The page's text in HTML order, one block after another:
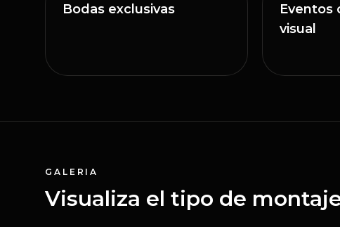
Bodas exclusivas
Eventos
visual
GALERIA
Visualiza el tipo de